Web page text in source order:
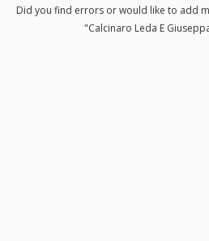
Did you find errors or would like to add
"Calcinaro Leda E